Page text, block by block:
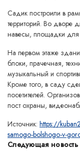
Садик построили в
территорий. Во дворе
навесы, площадки для
На первом этаже
блоки, прачечная,
музыкальный и
Кроме того, в саду
посетителей.
пост охраны,
Источник: https://
samogo-bolshogo-v-
Следующая новость